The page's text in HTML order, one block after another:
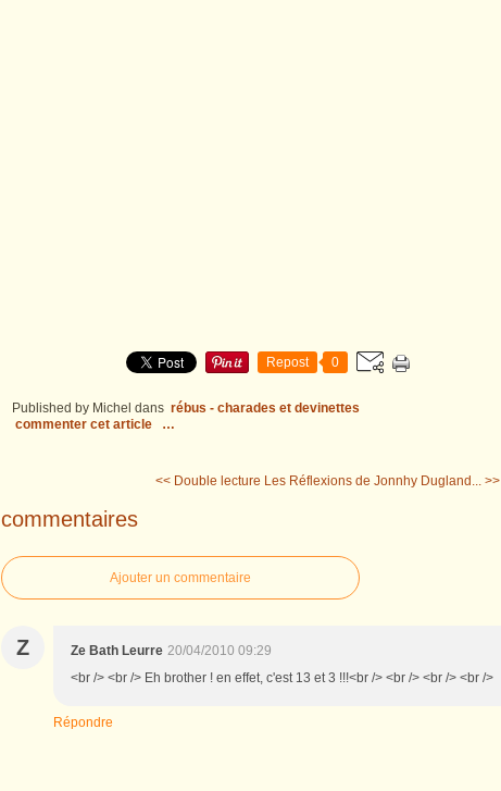
Repost 0
Published by Michel dans rébus - charades et devinettes
commenter cet article
…
<< Double lecture Les Réflexions de Jonnhy Dugland... >>
commentaires
Ajouter un commentaire
Z Ze Bath Leurre 20/04/2010 09:29
<br /> <br /> Eh brother ! en effet, c'est 13 et 3 !!!<br /> <br /> <br /> <br />
Répondre